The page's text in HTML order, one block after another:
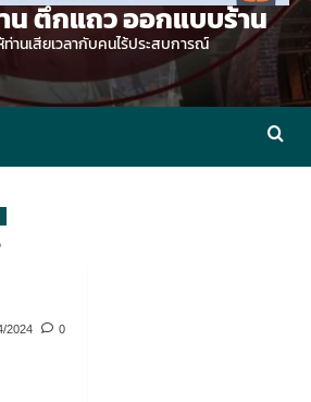
น ตึกแถว ออกแบบร้าน
ท่านเสียเวลากับคนไร้ประสบการณ์
2024 0